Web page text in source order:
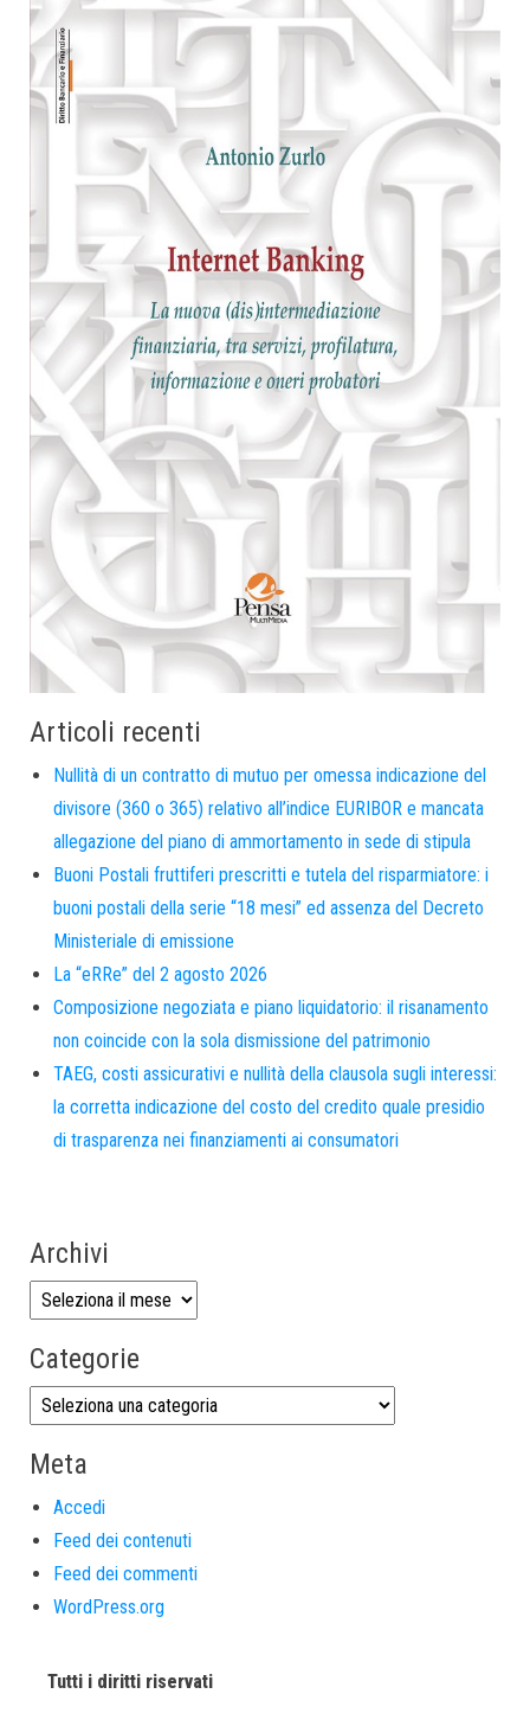
Articoli recenti
Nullità di un contratto di mutuo per omessa indicazione del
divisore (360 o 365) relativo all’indice EURIBOR e mancata
allegazione del piano di ammortamento in sede di stipula
Buoni Postali fruttiferi prescritti e tutela del risparmiatore: i
buoni postali della serie “18 mesi” ed assenza del Decreto
Ministeriale di emissione
La “eRRe” del 2 agosto 2026
Composizione negoziata e piano liquidatorio: il risanamento
non coincide con la sola dismissione del patrimonio
TAEG, costi assicurativi e nullità della clausola sugli interessi:
la corretta indicazione del costo del credito quale presidio
di trasparenza nei finanziamenti ai consumatori
Archivi
Categorie
Meta
Accedi
Feed dei contenuti
Feed dei commenti
WordPress.org
Tutti i diritti riservati